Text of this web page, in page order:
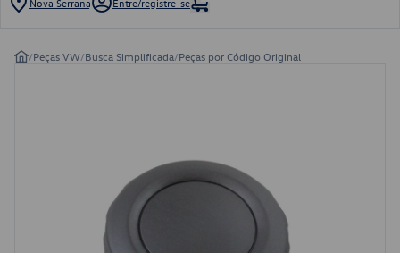
/Peças VW/Busca Simplificada/Peças por Código Original